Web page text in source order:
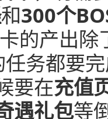
和300个
的产出除
务都要
要在充值
遇礼包等